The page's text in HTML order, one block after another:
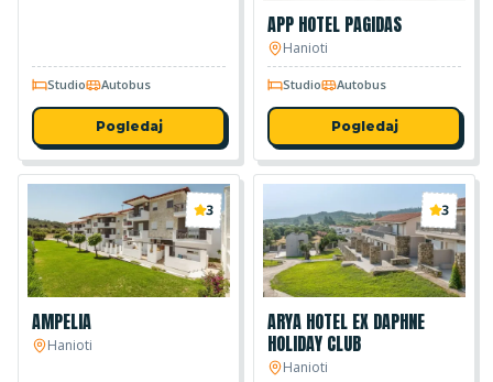
Studio Autobus
Pogledaj
APP HOTEL PAGIDAS
Hanioti
Studio Autobus
Pogledaj
3
AMPELIA
Hanioti
3
ARYA HOTEL EX DAPHNE
HOLIDAY CLUB
Hanioti